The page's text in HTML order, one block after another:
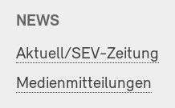
NEWS
Aktuell/SEV-Zeitung
Medienmitteilungen